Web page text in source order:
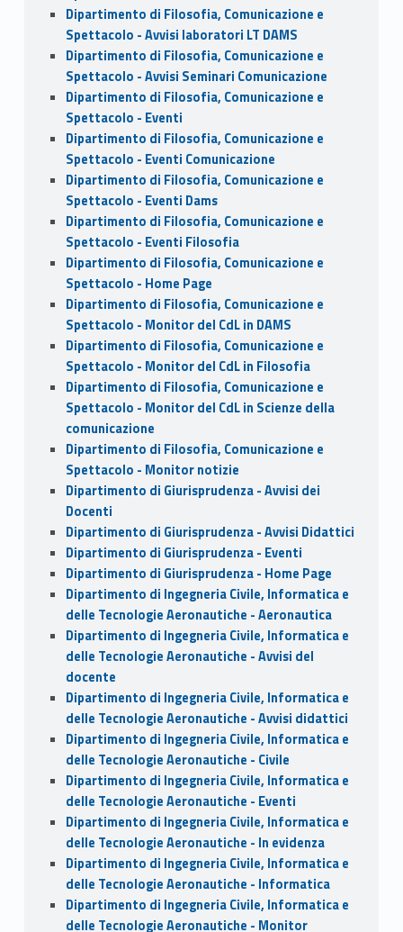
Dipartimento di Filosofia, Comunicazione e
Spettacolo - Avvisi laboratori LT DAMS
Dipartimento di Filosofia, Comunicazione e
Spettacolo - Avvisi Seminari Comunicazione
Dipartimento di Filosofia, Comunicazione e
Spettacolo - Eventi
Dipartimento di Filosofia, Comunicazione e
Spettacolo - Eventi Comunicazione
Dipartimento di Filosofia, Comunicazione e
Spettacolo - Eventi Dams
Dipartimento di Filosofia, Comunicazione e
Spettacolo - Eventi Filosofia
Dipartimento di Filosofia, Comunicazione e
Spettacolo - Home Page
Dipartimento di Filosofia, Comunicazione e
Spettacolo - Monitor del CdL in DAMS
Dipartimento di Filosofia, Comunicazione e
Spettacolo - Monitor del CdL in Filosofia
Dipartimento di Filosofia, Comunicazione e
Spettacolo - Monitor del CdL in Scienze della
comunicazione
Dipartimento di Filosofia, Comunicazione e
Spettacolo - Monitor notizie
Dipartimento di Giurisprudenza - Avvisi dei
Docenti
Dipartimento di Giurisprudenza - Avvisi Didattici
Dipartimento di Giurisprudenza - Eventi
Dipartimento di Giurisprudenza - Home Page
Dipartimento di Ingegneria Civile, Informatica e
delle Tecnologie Aeronautiche - Aeronautica
Dipartimento di Ingegneria Civile, Informatica e
delle Tecnologie Aeronautiche - Avvisi del
docente
Dipartimento di Ingegneria Civile, Informatica e
delle Tecnologie Aeronautiche - Avvisi didattici
Dipartimento di Ingegneria Civile, Informatica e
delle Tecnologie Aeronautiche - Civile
Dipartimento di Ingegneria Civile, Informatica e
delle Tecnologie Aeronautiche - Eventi
Dipartimento di Ingegneria Civile, Informatica e
delle Tecnologie Aeronautiche - In evidenza
Dipartimento di Ingegneria Civile, Informatica e
delle Tecnologie Aeronautiche - Informatica
Dipartimento di Ingegneria Civile, Informatica e
delle Tecnologie Aeronautiche - Monitor